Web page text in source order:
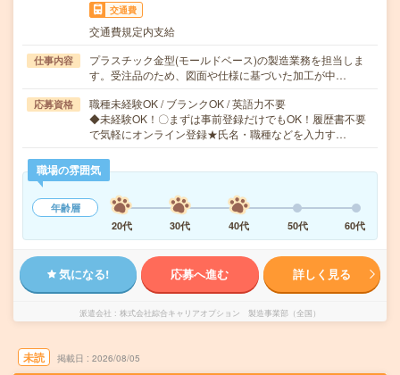
交通費
交通費規定内支給
仕事内容
プラスチック金型(モールドベース)の製造業務を担当しま
す。受注品のため、図面や仕様に基づいた加工が中…
応募資格
職種未経験OK / ブランクOK / 英語力不要
◆未経験OK！〇まずは事前登録だけでもOK！履歴書不要
で気軽にオンライン登録★氏名・職種などを入力す…
職場の雰囲気
年齢層
20代
30代 40代 50代 60代
気になる! 応募へ進む 詳しく見る
派遣会社 株式会社綜合キャリアオプション 製造事業部（全国）
未読 掲載日 2026/08/05